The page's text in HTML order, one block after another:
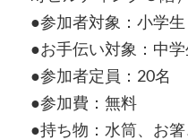
●参加者対象：小学生
●お手伝い対象：中
●参加者定員：20名
●参加費：無料
●持ち物：水筒、お